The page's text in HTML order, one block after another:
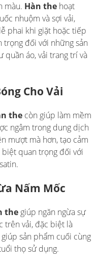
màu. Hàn the hoạt
nhuộm và sợi vải,
phai khi giặt hoặc tiếp
trọng đối với những sản
quần áo, vải trang trí và
Cho Vải
the còn giúp làm mềm
ngâm trong dung dịch
mượt mà hơn, tạo cảm
quan trọng đối với
Nấm Mốc
the giúp ngăn ngừa sự
trên vải, đặc biệt là
sản phẩm cuối cùng
thọ sử dụng.